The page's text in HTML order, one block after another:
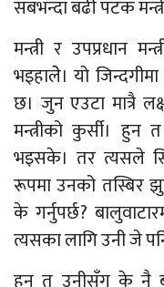
सबभन्दा बढी पटक
मन्त्री र उपप्रधान
भइहालेे। यो
छ। जुन एउटा मात्रै
मन्त्रीको कुर्सी। हुन
भइसके। तर त्यसले
रूपमा उनको तस्बिर
के गर्नुपर्छ?
त्यसका लागि उनी जे